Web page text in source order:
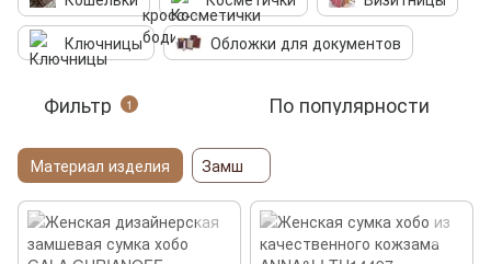
Ключницы
Обложки для документов
Фильтр 1 По популярности
Материал изделия Замш